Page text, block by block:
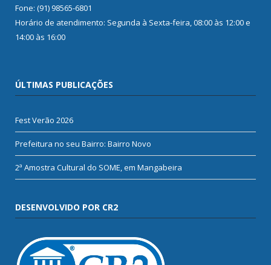
Fone: (91) 98565-6801
Horário de atendimento: Segunda à Sexta-feira, 08:00 às 12:00 e
14:00 às 16:00
ÚLTIMAS PUBLICAÇÕES
Fest Verão 2026
Prefeitura no seu Bairro: Bairro Novo
2ª Amostra Cultural do SOME, em Mangabeira
DESENVOLVIDO POR CR2